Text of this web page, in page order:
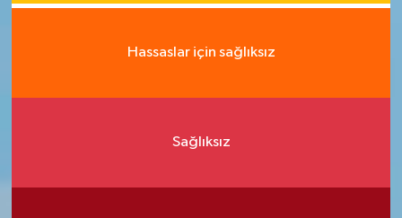
Hassaslar için sağlıksız
Sağlıksız